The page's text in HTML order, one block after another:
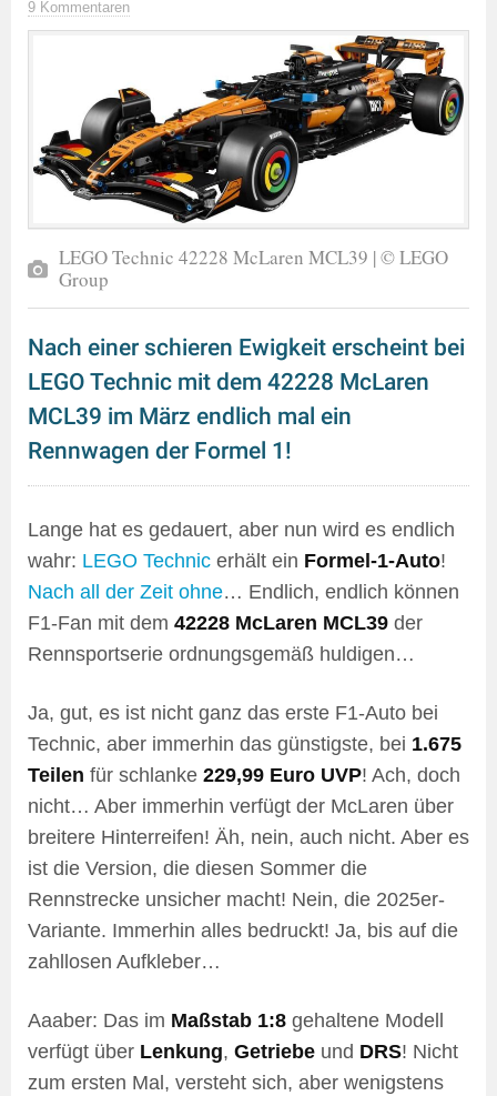
9 Kommentaren
LEGO Technic 42228 McLaren MCL39 | © LEGO
Group
Nach einer schieren Ewigkeit erscheint bei
LEGO Technic mit dem 42228 McLaren
MCL39 im März endlich mal ein
Rennwagen der Formel 1!
Lange hat es gedauert, aber nun wird es endlich
wahr: LEGO Technic erhält ein Formel-1-Auto!
Nach all der Zeit ohne… Endlich, endlich können
F1-Fan mit dem 42228 McLaren MCL39 der
Rennsportserie ordnungsgemäß huldigen…
Ja, gut, es ist nicht ganz das erste F1-Auto bei
Technic, aber immerhin das günstigste, bei 1.675
Teilen für schlanke 229,99 Euro UVP! Ach, doch
nicht… Aber immerhin verfügt der McLaren über
breitere Hinterreifen! Äh, nein, auch nicht. Aber es
ist die Version, die diesen Sommer die
Rennstrecke unsicher macht! Nein, die 2025er-
Variante. Immerhin alles bedruckt! Ja, bis auf die
zahllosen Aufkleber…
Aaaber: Das im Maßstab 1:8 gehaltene Modell
verfügt über Lenkung, Getriebe und DRS! Nicht
zum ersten Mal, versteht sich, aber wenigstens